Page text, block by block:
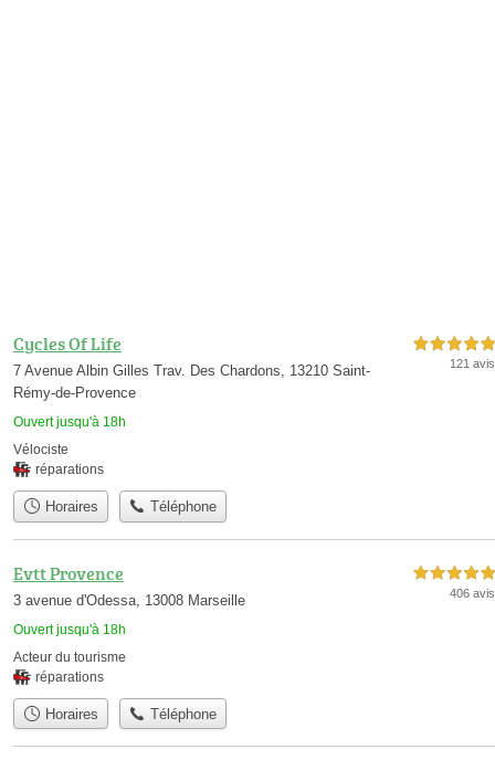
Cycles Of Life
7 Avenue Albin Gilles Trav. Des Chardons, 13210 Saint-
Rémy-de-Provence
Ouvert jusqu'à 18h
5,0 étoiles sur 5
121 avis
Vélociste
réparations
Horaires Téléphone
Evtt Provence
3 avenue d'Odessa, 13008 Marseille
Ouvert jusqu'à 18h
5,0 étoiles sur 5
406 avis
Acteur du tourisme
réparations
Horaires Téléphone